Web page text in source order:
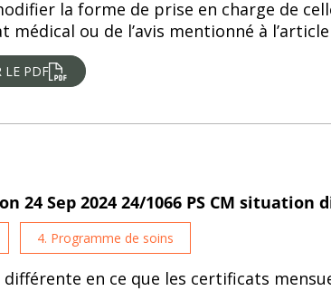
la forme de prise en charge de
ou de l’avis mentionné à
LE PDF
24 Sep 2024 24/1066 PS CM
4. Programme de soins
différente en ce que les certificats